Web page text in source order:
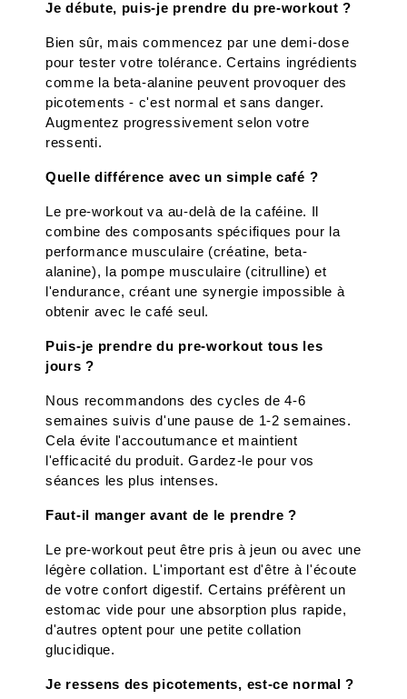
Je débute, puis-je prendre du pre-workout ?
Bien sûr, mais commencez par une demi-dose
pour tester votre tolérance. Certains ingrédients
comme la beta-alanine peuvent provoquer des
picotements - c'est normal et sans danger.
Augmentez progressivement selon votre
ressenti.
Quelle différence avec un simple café ?
Le pre-workout va au-delà de la caféine. Il
combine des composants spécifiques pour la
performance musculaire (créatine, beta-
alanine), la pompe musculaire (citrulline) et
l'endurance, créant une synergie impossible à
obtenir avec le café seul.
Puis-je prendre du pre-workout tous les
jours ?
Nous recommandons des cycles de 4-6
semaines suivis d'une pause de 1-2 semaines.
Cela évite l'accoutumance et maintient
l'efficacité du produit. Gardez-le pour vos
séances les plus intenses.
Faut-il manger avant de le prendre ?
Le pre-workout peut être pris à jeun ou avec une
légère collation. L'important est d'être à l'écoute
de votre confort digestif. Certains préfèrent un
estomac vide pour une absorption plus rapide,
d'autres optent pour une petite collation
glucidique.
Je ressens des picotements, est-ce normal ?